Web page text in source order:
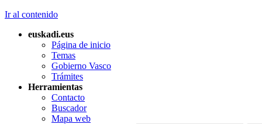
Ir al contenido
euskadi.eus
Página de inicio
Temas
Gobierno Vasco
Trámites
Herramientas
Contacto
Buscador
Mapa web